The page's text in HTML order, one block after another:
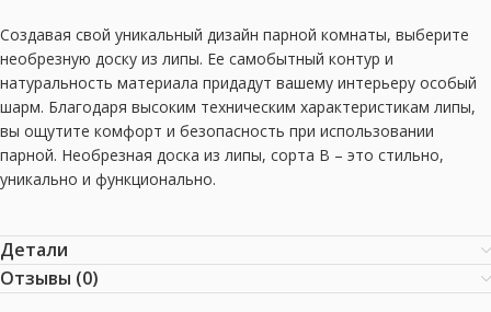
Создавая свой уникальный дизайн парной комнаты, выберите
необрезную доску из липы. Ее самобытный контур и
натуральность материала придадут вашему интерьеру особый
шарм. Благодаря высоким техническим характеристикам липы,
вы ощутите комфорт и безопасность при использовании
парной. Необрезная доска из липы, сорта B – это стильно,
уникально и функционально.
Детали
Отзывы (0)